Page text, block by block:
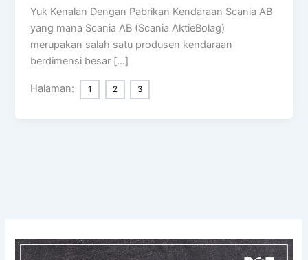
Yuk Kenalan Dengan Pabrikan Kendaraan Scania AB
yang mana Scania AB (Scania AktieBolag)
merupakan salah satu produsen kendaraan
berdimensi besar […]
Halaman: 1 2 3